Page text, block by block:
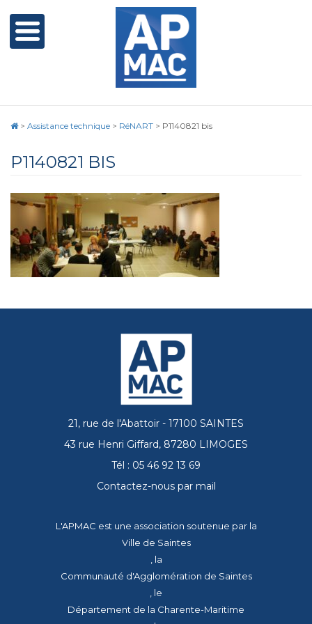
> Assistance technique > RéNART > P1140821 bis
P1140821 BIS
21, rue de l'Abattoir - 17100 SAINTES
43 rue Henri Giffard, 87280 LIMOGES
Tél : 05 46 92 13 69
Contactez-nous par mail
L'APMAC est une association soutenue par la
Ville de Saintes
, la
Communauté d'Agglomération de Saintes
, le
Département de la Charente-Maritime